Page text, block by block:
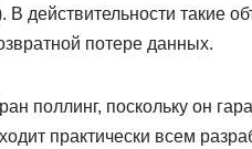
действительности такие
потере данных.
поллинг, поскольку он
практически всем